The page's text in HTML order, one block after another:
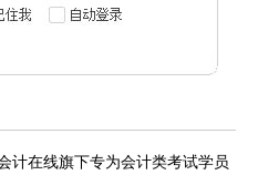
在线旗下专为会计类考试学员